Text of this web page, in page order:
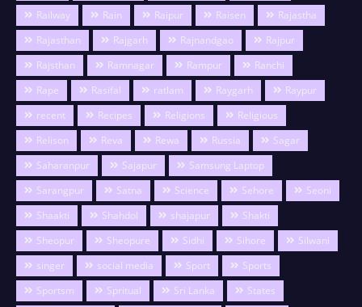
Railway
Rain Raipur Raisen
Rajastha
Rajasthan
Rajgarh Rajnandgao
Rajpur
Rajsthan
Ramnagar Rampur
Ranchi
Rape
Rasifal ratlam Raygarh
Raypur
recent
Recipes Religions
Religious
Relison
Reva Rewa Russia
Sagar
Saharanpur
Sajapur
Samsung Laptop
Sarangpur
Satna Science Sehore
Seoni
Shaakti
Shahdol shajapur
Shakti
Sheopur
Sheopure Sidhi Sihore
Silwani
singer
social media Sport
Sports
Sportsm
Spritual Sri Lanka
States